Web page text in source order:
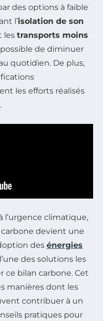
des options à faible
l’isolation de son
les transports moins
de diminuer
quotidien. De plus,
les efforts réalisés
l’urgence climatique,
devient une
des énergies
des solutions les
ce bilan carbone. Cet
manières dont les
contribuer à un
pratiques pour